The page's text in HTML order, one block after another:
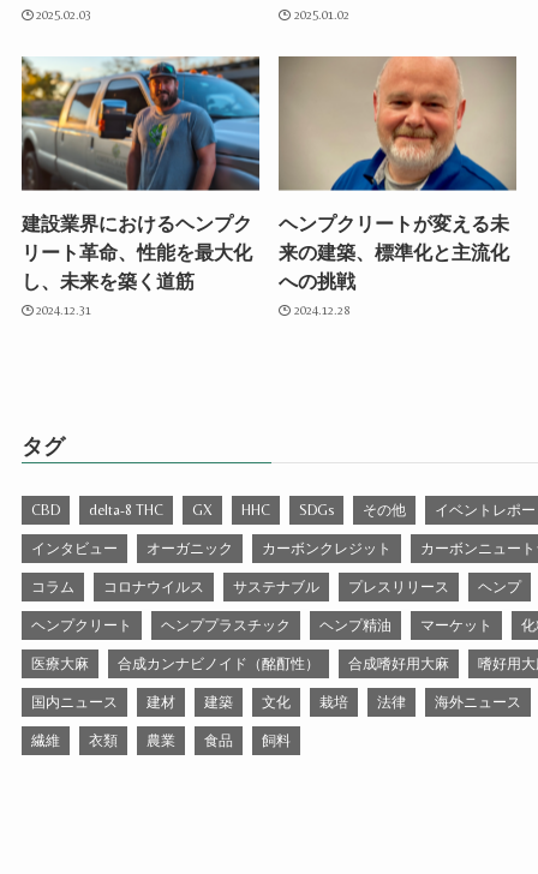
2025.02.03 2025.01.02
建設業界におけるヘンプク
リート革命、性能を最大化
し、未来を築く道筋
2024.12.31
ヘンプクリートが変える未
来の建築、標準化と主流化
への挑戦
2024.12.28
タグ
CBD delta-8 THC GX HHC SDGs その他 イベントレポ
インタビュー オーガニック カーボンクレジット カーボンニュー
コラム コロナウイルス サステナブル プレスリリース ヘンプ
ヘンプクリート ヘンププラスチック ヘンプ精油 マーケット
医療大麻 合成カンナビノイド（酩酊性） 合成嗜好用大麻 嗜好用
国内ニュース 建材 建築 文化 栽培 法律 海外ニュース
繊維 衣類 農業 食品 飼料